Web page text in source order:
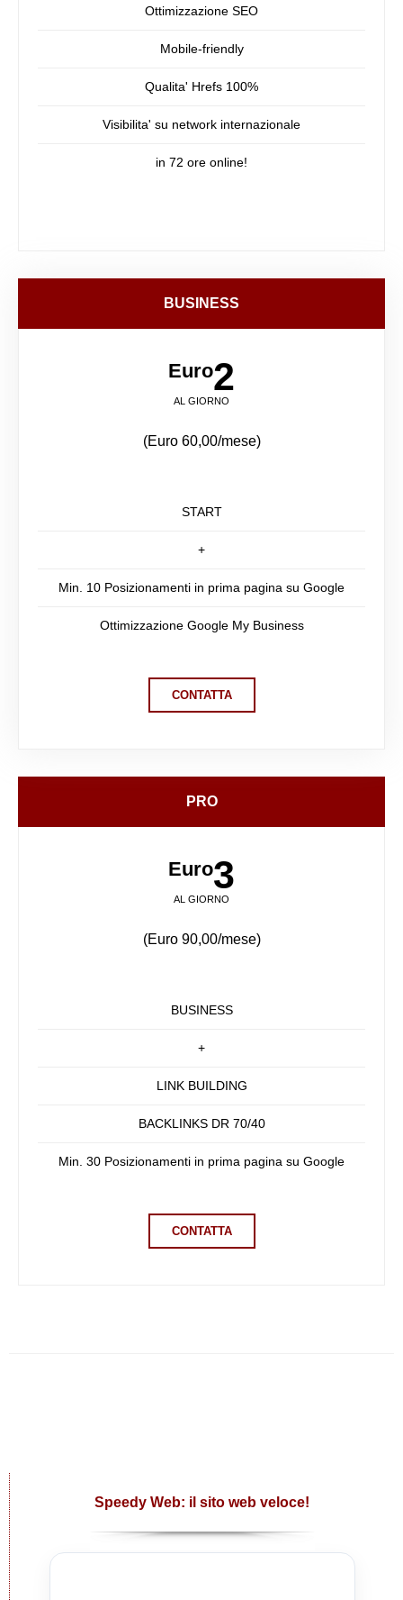
Ottimizzazione SEO
Mobile-friendly
Qualita' Hrefs 100%
Visibilita' su network internazionale
in 72 ore online!
BUSINESS
Euro2
AL GIORNO
(Euro 60,00/mese)
START
+
Min. 10 Posizionamenti in prima pagina su Google
Ottimizzazione Google My Business
CONTATTA
PRO
Euro3
AL GIORNO
(Euro 90,00/mese)
BUSINESS
+
LINK BUILDING
BACKLINKS DR 70/40
Min. 30 Posizionamenti in prima pagina su Google
CONTATTA
Speedy Web: il sito web veloce!